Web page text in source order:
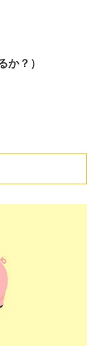
か？）